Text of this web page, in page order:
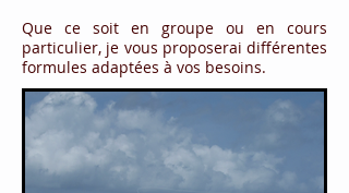
Que ce soit en groupe ou en cours
particulier, je vous proposerai différentes
formules adaptées à vos besoins.